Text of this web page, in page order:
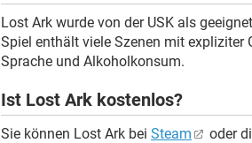
Lost Ark wurde von der USK als
Spiel enthält viele Szenen mit expliziter
Sprache und Alkoholkonsum.
Ist Lost Ark kostenlos?
Sie können Lost Ark bei Steam oder